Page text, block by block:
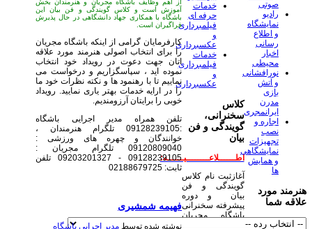
از اهم وظایف باشگاه مجریان و هنرمندان بخش
آموزش است و کلاس گویندگی و فن بیان این
باشگاه با همکاری جهاد دانشگاهی در حال پذیرش
فراگیران است.
کارفرمایان گرامی از اینکه باشگاه مجریان
را برای انتخاب اصولی هنرمند مورد علاقه
اتان جهت دعوت در رویداد خود انتخاب
نموده اید ، سپاسگزاریم و درخواست می
نماییم تا با رهنمود ها و نکته نظرات خود ما
را در ارایه خدمات بهتر یاری نمایید. رویداد
خوبی را برایتان آرزومندیم.
تلفن همراه مدیر اجرایی باشگاه
:09128239105 تلگرام هنرمندان ،
خوانندگان و چهره های ورزشی :
09120809040 تلگرام مجریان :
09128239105 - 09203201327 تلفن
ثابت: 02188679725
فهیمه شمشیری
نوشته شده توسط مدیر اجرایی باشگاه
خدمات
حرفه ای
فیلمبرداری
و
عکسبرداری
خدمات
فیلمبرداری
و
عکسبرداری
کلاس
سخنرانی،
گویندگی و فن
بیان
اطــــــلاعــــــــیــــــه:
آغازثبت نام کلاس
گویندگی و فن
بیان و دوره
پیشرفته سخنرانی
باشگاه مجریان
صوتی
رادیو
نمایشگاه
و اطلاع
رسانی
اخبار
محیطی
نورافشانی
و آتش
بازی
مدرن
ایرانمجری
اجاره و
نصب
تجهیزات
نمایشگاهی
و همایش
ها
هنرمند مورد
علاقه شما